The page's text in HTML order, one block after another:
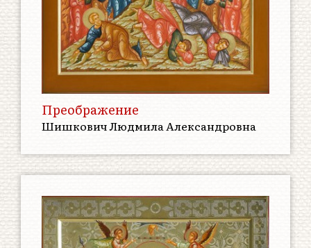
Преображение
Шишкович Людмила Александровна